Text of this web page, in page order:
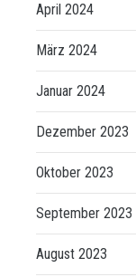
April 2024
März 2024
Januar 2024
Dezember 2023
Oktober 2023
September 2023
August 2023